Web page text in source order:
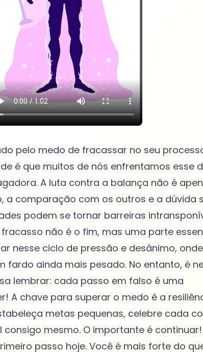
pelo medo de fracassar no seu
é que muitos de nós enfrentamos esse
A luta contra a balança não é
a comparação com os outros e a dúvida
podem se tornar barreiras
não é o fim, mas uma parte
nesse ciclo de pressão e desânimo,
fardo ainda mais pesado. No entanto, é
lembrar: cada passo em falso é uma
A chave para superar o medo é a
metas pequenas, celebre cada
mesmo. O importante é